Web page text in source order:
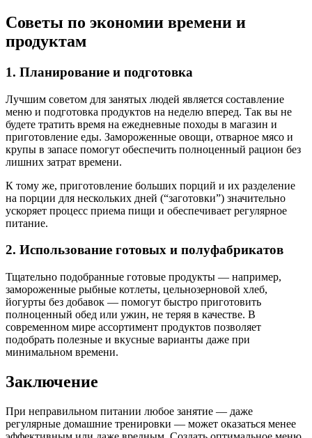
Советы по экономии времени и
продуктам
1. Планирование и подготовка
Лучшим советом для занятых людей является составление
меню и подготовка продуктов на неделю вперед. Так вы не
будете тратить время на ежедневные походы в магазин и
приготовление еды. Замороженные овощи, отварное мясо и
крупы в запасе помогут обеспечить полноценный рацион без
лишних затрат времени.
К тому же, приготовление больших порций и их разделение
на порции для нескольких дней (“заготовки”) значительно
ускоряет процесс приема пищи и обеспечивает регулярное
питание.
2. Использование готовых и полуфабрикатов
Тщательно подобранные готовые продукты — например,
замороженные рыбные котлеты, цельнозерновой хлеб,
йогурты без добавок — помогут быстро приготовить
полноценный обед или ужин, не теряя в качестве. В
современном мире ассортимент продуктов позволяет
подобрать полезные и вкусные варианты даже при
минимальном времени.
Заключение
При неправильном питании любое занятие — даже
регулярные домашние тренировки — может оказаться менее